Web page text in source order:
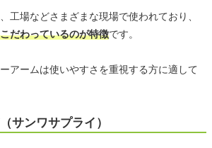
工場などさまざまな現場で使われており、
だわっているのが特徴です。
アームは使いやすさを重視する方に適して
サンワサプライ）